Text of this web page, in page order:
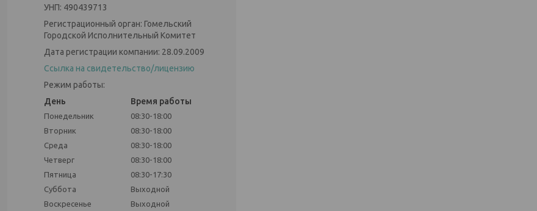
УНП: 490439713
Регистрационный орган: Гомельский
Городской Исполнительный Комитет
Дата регистрации компании: 28.09.2009
Ссылка на свидетельство/лицензию
Режим работы:
День
Время работы
Понедельник
08:30-18:00
Вторник
08:30-18:00
Среда
08:30-18:00
Четверг
08:30-18:00
Пятница
08:30-17:30
Суббота
Выходной
Воскресенье
Выходной